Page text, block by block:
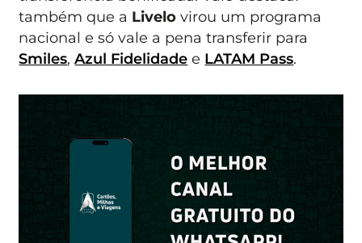
também que a Livelo virou um programa
nacional e só vale a pena transferir para
Smiles,Azul Fidelidade e LATAM Pass.